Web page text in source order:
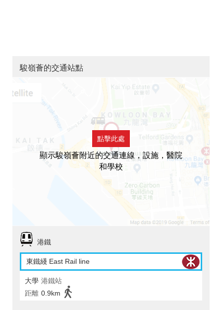
駿嶺薈的交通站點
點擊此處
顯示駿嶺薈附近的交通連線，設施，醫院
和學校
港鐵
東鐵綫 East Rail line
大學 港鐵站
距離 0.9km